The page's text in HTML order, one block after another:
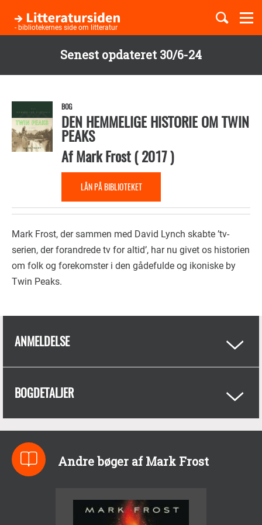
Senest opdateret 30/6-24
hovedindhold
- bibliotekernes side om litteratur
Børnebøger
Temaer
BOG
DEN HEMMELIGE HISTORIE OM TWIN
PEAKS
AfMark Frost(2017)
LÅN PÅ BIBLIOTEKET
Mark Frost, der sammen med David Lynch skabte ’tv-
serien, der forandrede tv for altid’, har nu givet os historien
om folk og forekomster i den gådefulde og ikoniske by
Twin Peaks.
ANMELDELSE
BOGDETALJER
Andre bøger af Mark Frost